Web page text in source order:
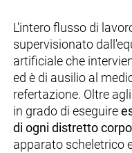
L'intero flusso di
supervisionato
artificiale che
ed è di ausilio al
refertazione. Oltre
in grado di eseguire
di ogni distretto
apparato scheletrico